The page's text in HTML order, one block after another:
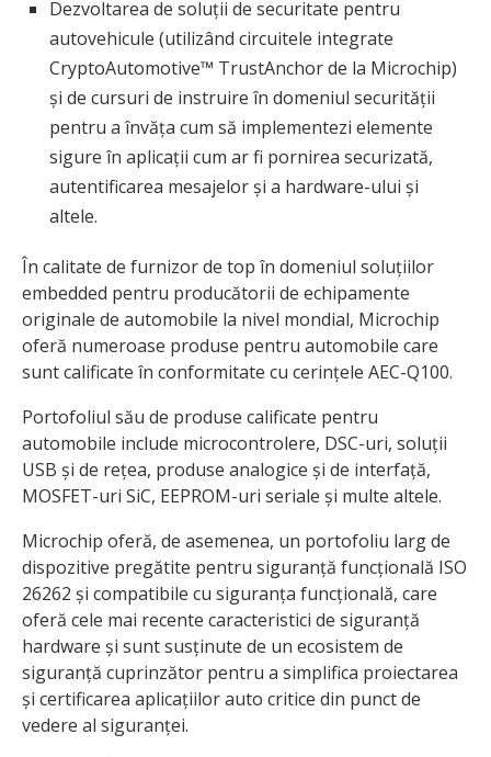
Dezvoltarea de soluții de securitate pentru
autovehicule (utilizând circuitele integrate
CryptoAutomotive™ TrustAnchor de la Microchip)
și de cursuri de instruire în domeniul securității
pentru a învăța cum să implementezi elemente
sigure în aplicații cum ar fi pornirea securizată,
autentificarea mesajelor și a hardware-ului și
altele.
În calitate de furnizor de top în domeniul soluțiilor
embedded pentru producătorii de echipamente
originale de automobile la nivel mondial, Microchip
oferă numeroase produse pentru automobile care
sunt calificate în conformitate cu cerințele AEC-Q100.
Portofoliul său de produse calificate pentru
automobile include microcontrolere, DSC-uri, soluții
USB și de rețea, produse analogice și de interfață,
MOSFET-uri SiC, EEPROM-uri seriale și multe altele.
Microchip oferă, de asemenea, un portofoliu larg de
dispozitive pregătite pentru siguranță funcțională ISO
26262 și compatibile cu siguranța funcțională, care
oferă cele mai recente caracteristici de siguranță
hardware și sunt susținute de un ecosistem de
siguranță cuprinzător pentru a simplifica proiectarea
și certificarea aplicațiilor auto critice din punct de
vedere al siguranței.